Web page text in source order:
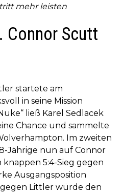
mehr leisten
Connor Scutt
startete am
in seine Mission
ließ Karel Sedlacek
Chance und sammelte
Im zweiten
Jährige nun auf Connor
5:4-Sieg gegen
Ausgangsposition
Littler würde den